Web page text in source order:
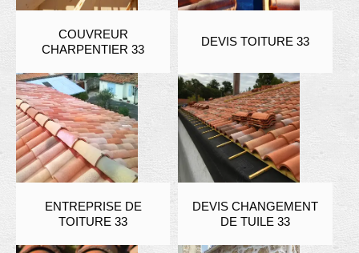
COUVREUR
CHARPENTIER 33
DEVIS TOITURE 33
ENTREPRISE DE
TOITURE 33
DEVIS CHANGEMENT
DE TUILE 33